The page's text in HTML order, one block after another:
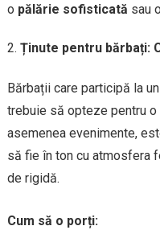
o pălărie sofisticată sau o
Ținute pentru bărbați:
Bărbații care participă la
trebuie să opteze pentru
asemenea evenimente,
să fie în ton cu atmosfera
de rigidă.
Cum să o porți: